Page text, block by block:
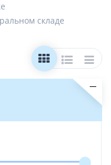
складе